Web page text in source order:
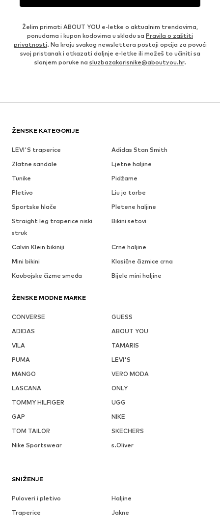
Želim primati ABOUT YOU e-letke o aktualnim trendovima,
ponudama i kupon kodovima u skladu sa Pravila o zaštiti
privatnosti. Na kraju svakog newslettera postoji opcija za povući
svoj pristanak i otkazati daljnje e-letke ili možeš to učiniti sa
slanjem poruke na sluzbazakorisnike@aboutyou.hr.
ŽENSKE KATEGORIJE
LEVI'S traperice
Adidas Stan Smith
Zlatne sandale
Ljetne haljine
Tunike
Pidžame
Pletivo
Liu jo torbe
Sportske hlače
Pletene haljine
Straight leg traperice niski
struk
Bikini setovi
Calvin Klein bikiniji
Crne haljine
Mini bikini
Klasične čizmice crna
Kaubojske čizme smeđa
Bijele mini haljine
ŽENSKE MODNE MARKE
CONVERSE
GUESS
ADIDAS
ABOUT YOU
VILA
TAMARIS
PUMA
LEVI'S
MANGO
VERO MODA
LASCANA
ONLY
TOMMY HILFIGER
UGG
GAP
NIKE
TOM TAILOR
SKECHERS
Nike Sportswear
s.Oliver
SNIŽENJE
Puloveri i pletivo
Haljine
Traperice
Jakne